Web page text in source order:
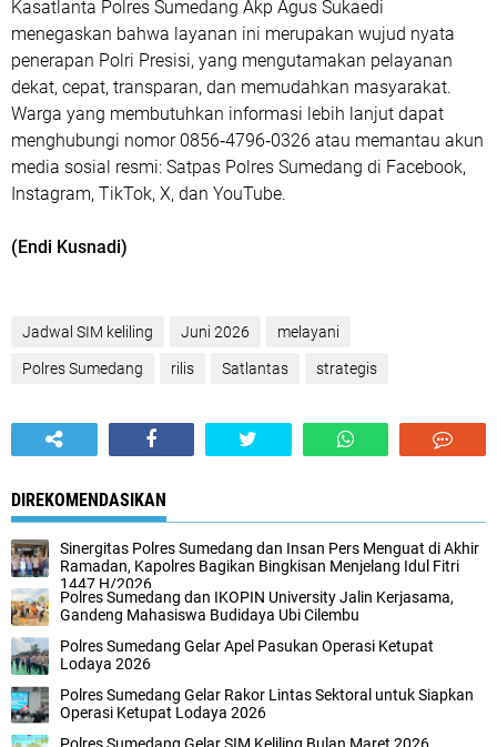
Kasatlanta Polres Sumedang Akp Agus Sukaedi
menegaskan bahwa layanan ini merupakan wujud nyata
penerapan Polri Presisi, yang mengutamakan pelayanan
dekat, cepat, transparan, dan memudahkan masyarakat.
Warga yang membutuhkan informasi lebih lanjut dapat
menghubungi nomor 0856‑4796‑0326 atau memantau akun
media sosial resmi: Satpas Polres Sumedang di Facebook,
Instagram, TikTok, X, dan YouTube.
(Endi Kusnadi)
Jadwal SIM keliling Juni 2026 melayani
Polres Sumedang rilis Satlantas strategis
DIREKOMENDASIKAN
Sinergitas Polres Sumedang dan Insan Pers Menguat di Akhir
Ramadan, Kapolres Bagikan Bingkisan Menjelang Idul Fitri
1447 H/2026
Polres Sumedang dan IKOPIN University Jalin Kerjasama,
Gandeng Mahasiswa Budidaya Ubi Cilembu
Polres Sumedang Gelar Apel Pasukan Operasi Ketupat
Lodaya 2026
Polres Sumedang Gelar Rakor Lintas Sektoral untuk Siapkan
Operasi Ketupat Lodaya 2026